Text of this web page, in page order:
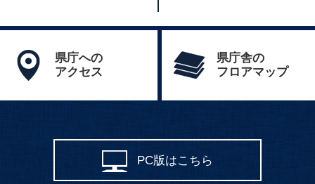
県庁への
アクセス
県庁舎の
フロアマップ
PC版はこちら